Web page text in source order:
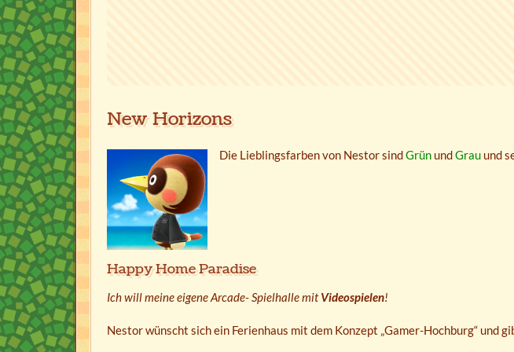
New Horizons
Die Lieblingsfarben von Nestor sindGrünundGrauund
Happy Home Paradise
Ich will meine eigene Arcade- Spielhalle mitVideospielen!
Nestor wünscht sich ein Ferienhaus mit dem Konzept „Gamer-Hochburg“ und